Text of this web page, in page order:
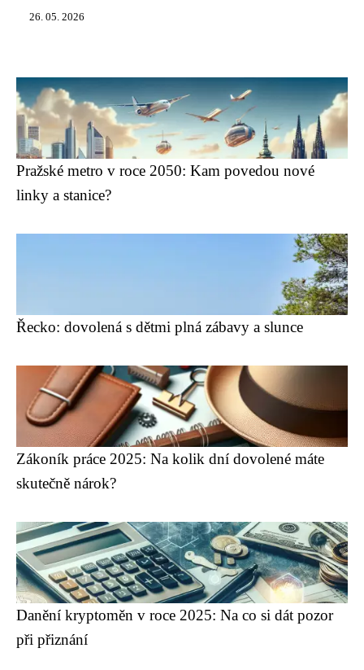
26. 05. 2026
Pražské metro v roce 2050: Kam povedou nové
linky a stanice?
Řecko: dovolená s dětmi plná zábavy a slunce
Zákoník práce 2025: Na kolik dní dovolené máte
skutečně nárok?
Danění kryptoměn v roce 2025: Na co si dát pozor
při přiznání